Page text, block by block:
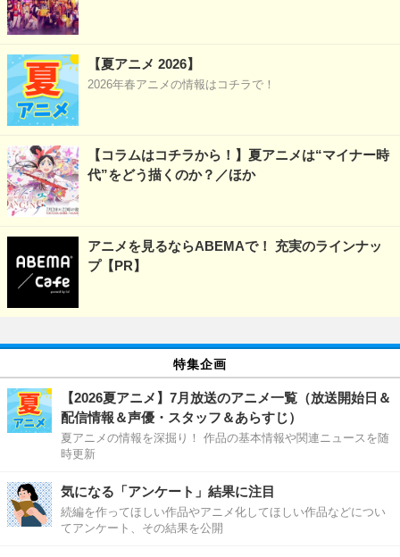
【夏アニメ 2026】
2026年春アニメの情報はコチラで！
【コラムはコチラから！】夏アニメは“マイナー時
代”をどう描くのか？／ほか
アニメを見るならABEMAで！ 充実のラインナッ
プ【PR】
特集企画
【2026夏アニメ】7月放送のアニメ一覧（放送開始日＆
配信情報＆声優・スタッフ＆あらすじ）
夏アニメの情報を深掘り！ 作品の基本情報や関連ニュースを随
時更新
気になる「アンケート」結果に注目
続編を作ってほしい作品やアニメ化してほしい作品などについ
てアンケート、その結果を公開